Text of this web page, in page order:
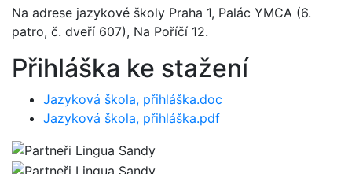
Na adrese jazykové školy Praha 1, Palác YMCA (6.
patro, č. dveří 607), Na Poříčí 12.
Přihláška ke stažení
Jazyková škola, přihláška.doc
Jazyková škola, přihláška.pdf